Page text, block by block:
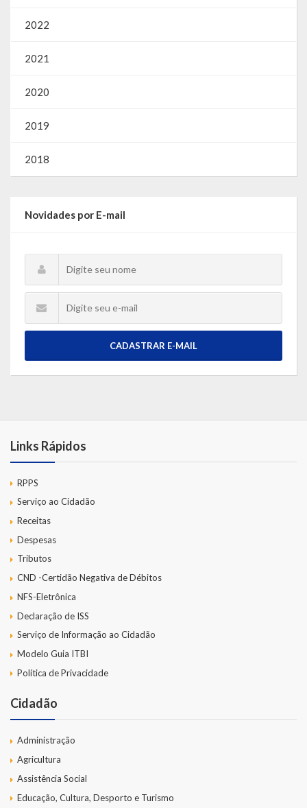
2022
2021
2020
2019
2018
Novidades por E-mail
CADASTRAR E-MAIL
Links Rápidos
RPPS
Serviço ao Cidadão
Receitas
Despesas
Tributos
CND -Certidão Negativa de Débitos
NFS-Eletrônica
Declaração de ISS
Serviço de Informação ao Cidadão
Modelo Guia ITBI
Política de Privacidade
Cidadão
Administração
Agricultura
Assistência Social
Educação, Cultura, Desporto e Turismo